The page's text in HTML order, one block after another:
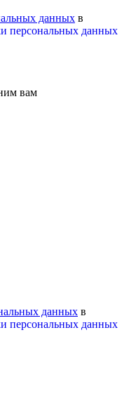
данных в
персональных данных
вам
данных в
персональных данных